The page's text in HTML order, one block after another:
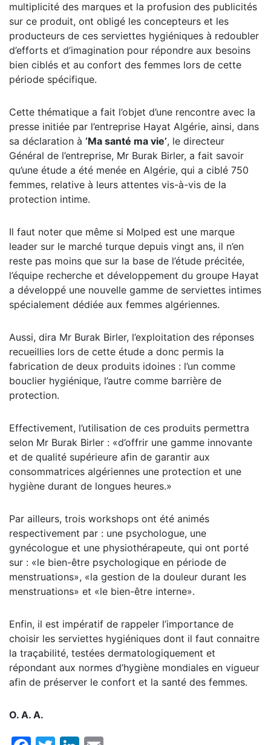
multiplicité des marques et la profusion des publicités
sur ce produit, ont obligé les concepteurs et les
producteurs de ces serviettes hygiéniques à redoubler
d’efforts et d’imagination pour répondre aux besoins
bien ciblés et au confort des femmes lors de cette
période spécifique.
Cette thématique a fait l’objet d’une rencontre avec la
presse initiée par l’entreprise Hayat Algérie, ainsi, dans
sa déclaration à ‘Ma santé ma vie’, le directeur
Général de l’entreprise, Mr Burak Birler, a fait savoir
qu’une étude a été menée en Algérie, qui a ciblé 750
femmes, relative à leurs attentes vis-à-vis de la
protection intime.
Il faut noter que même si Molped est une marque
leader sur le marché turque depuis vingt ans, il n’en
reste pas moins que sur la base de l’étude précitée,
l’équipe recherche et développement du groupe Hayat
a développé une nouvelle gamme de serviettes intimes
spécialement dédiée aux femmes algériennes.
Aussi, dira Mr Burak Birler, l’exploitation des réponses
recueillies lors de cette étude a donc permis la
fabrication de deux produits idoines : l’un comme
bouclier hygiénique, l’autre comme barrière de
protection.
Effectivement, l’utilisation de ces produits permettra
selon Mr Burak Birler : «d’offrir une gamme innovante
et de qualité supérieure afin de garantir aux
consommatrices algériennes une protection et une
hygiène durant de longues heures.»
Par ailleurs, trois workshops ont été animés
respectivement par : une psychologue, une
gynécologue et une physiothérapeute, qui ont porté
sur : «le bien-être psychologique en période de
menstruations», «la gestion de la douleur durant les
menstruations» et «le bien-être interne».
Enfin, il est impératif de rappeler l’importance de
choisir les serviettes hygiéniques dont il faut connaitre
la traçabilité, testées dermatologiquement et
répondant aux normes d’hygiène mondiales en vigueur
afin de préserver le confort et la santé des femmes.
O. A. A.